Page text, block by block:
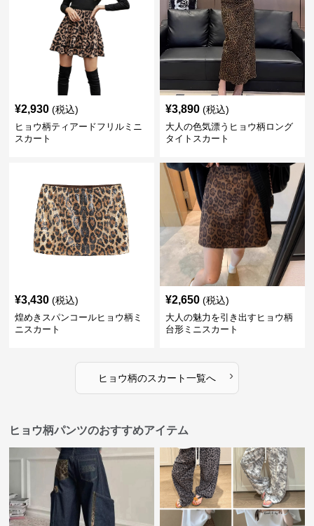
¥2,930 (税込)
ヒョウ柄ティアードフリルミニ
スカート
¥3,890 (税込)
大人の色気漂うヒョウ柄ロング
タイトスカート
¥3,430 (税込)
煌めきスパンコールヒョウ柄ミ
ニスカート
¥2,650 (税込)
大人の魅力を引き出すヒョウ柄
台形ミニスカート
ヒョウ柄のスカート一覧へ ›
ヒョウ柄パンツのおすすめアイテム